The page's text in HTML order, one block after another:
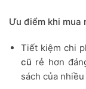
Ưu điểm khi mua
Tiết kiệm chi
cũ rẻ hơn
sách của